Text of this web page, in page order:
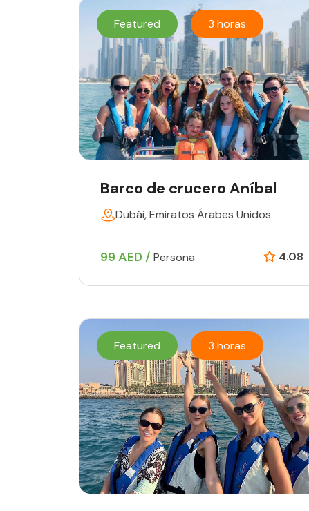
Featured 3 horas
Barco de crucero Aníbal
Dubái, Emiratos Árabes Unidos
99 AED / Persona 4.08
Featured 3 horas